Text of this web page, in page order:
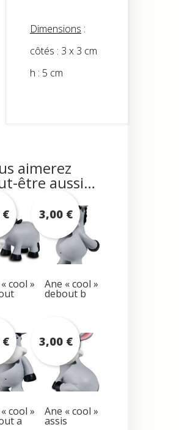
Dimensions :
côtés : 3 x 3 cm
h : 5 cm
aimerez
être aussi…
cool »
€
Ane « cool »
debout b
3,00 €
cool »
a
€
Ane « cool »
assis
3,00 €